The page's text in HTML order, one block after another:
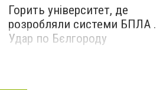
Горить університет, де
розробляли системи БПЛА .
Удар по Бєлгороду